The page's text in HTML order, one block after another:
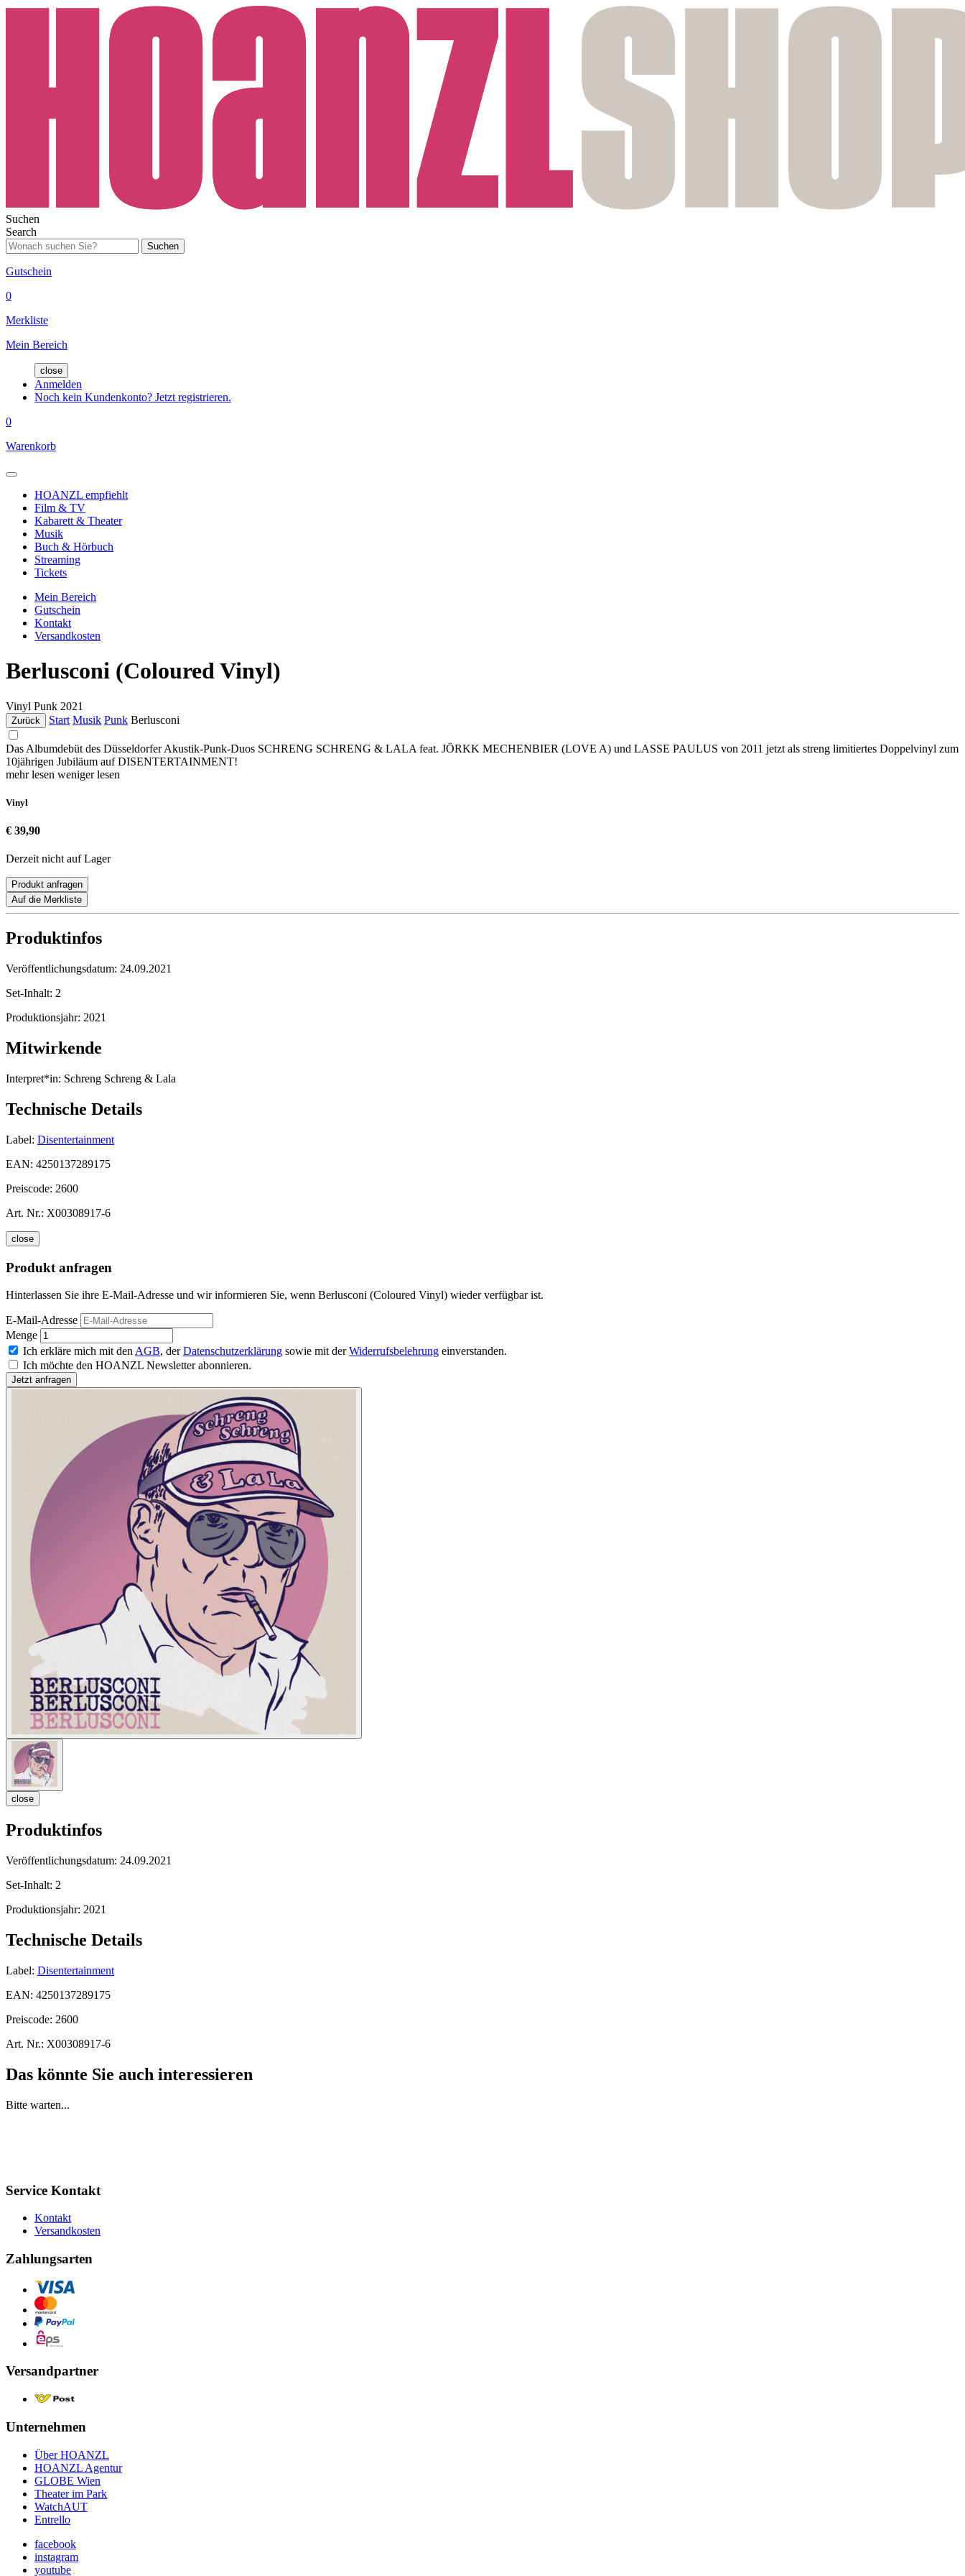
Suchen
Search
Suchen
Gutschein
0
Merkliste
Mein Bereich
close
Anmelden
Noch kein Kundenkonto? Jetzt registrieren.
0
Warenkorb
HOANZL empfiehlt
Film & TV
Kabarett & Theater
Musik
Buch & Hörbuch
Streaming
Tickets
Mein Bereich
Gutschein
Kontakt
Versandkosten
Berlusconi (Coloured Vinyl)
Vinyl Punk 2021
Zurück Start Musik Punk Berlusconi
Das Albumdebüt des Düsseldorfer Akustik-Punk-Duos SCHRENG SCHRENG & LALA feat. JÖRKK MECHENBIER (LOVE A) und LASSE PAULUS von 2011 jetzt als streng limitiertes Doppelvinyl zum
10jährigen Jubiläum auf DISENTERTAINMENT!
mehr lesen weniger lesen
Vinyl
€ 39,90
Derzeit nicht auf Lager
Produkt anfragen
Auf die Merkliste
Produktinfos
Veröffentlichungsdatum: 24.09.2021
Set-Inhalt: 2
Produktionsjahr: 2021
Mitwirkende
Interpret*in: Schreng Schreng & Lala
Technische Details
Label: Disentertainment
EAN: 4250137289175
Preiscode: 2600
Art. Nr.: X00308917-6
close
Produkt anfragen
Hinterlassen Sie ihre E-Mail-Adresse und wir informieren Sie, wenn Berlusconi (Coloured Vinyl) wieder verfügbar ist.
E-Mail-Adresse
Menge
Ich erkläre mich mit den AGB, derDatenschutzerklärung sowie mit derWiderrufsbelehrung einverstanden.
Ich möchte den HOANZL Newsletter abonnieren.
close
Produktinfos
Veröffentlichungsdatum: 24.09.2021
Set-Inhalt: 2
Produktionsjahr: 2021
Technische Details
Label: Disentertainment
EAN: 4250137289175
Preiscode: 2600
Art. Nr.: X00308917-6
Das könnte Sie auch interessieren
Bitte warten...
Service Kontakt
Kontakt
Versandkosten
Zahlungsarten
Versandpartner
Unternehmen
Über HOANZL
HOANZL Agentur
GLOBE Wien
Theater im Park
WatchAUT
Entrello
facebook
instagram
youtube